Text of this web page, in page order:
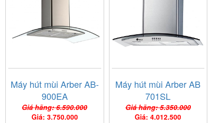
Máy hút mùi Arber AB-
900EA
Giá hãng: 6.590.000
Giá: 3.750.000
Máy hút mùi Arber AB
701SL
Giá hãng: 5.350.000
Giá: 4.012.500